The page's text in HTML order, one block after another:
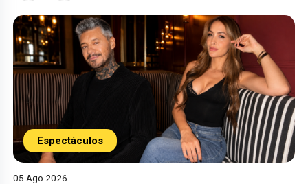
Espectáculos
05 Ago 2026